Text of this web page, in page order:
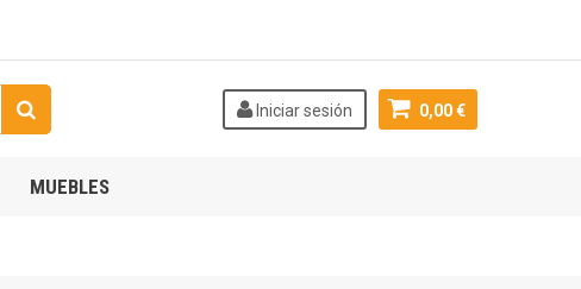
0,00 €
Iniciar sesión
MUEBLES